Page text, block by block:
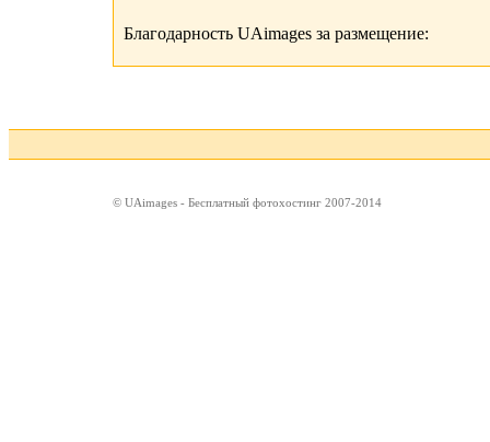
Благодарность UAimages за размещение:
© UAimages - Бесплатный фотохостинг 2007-2014